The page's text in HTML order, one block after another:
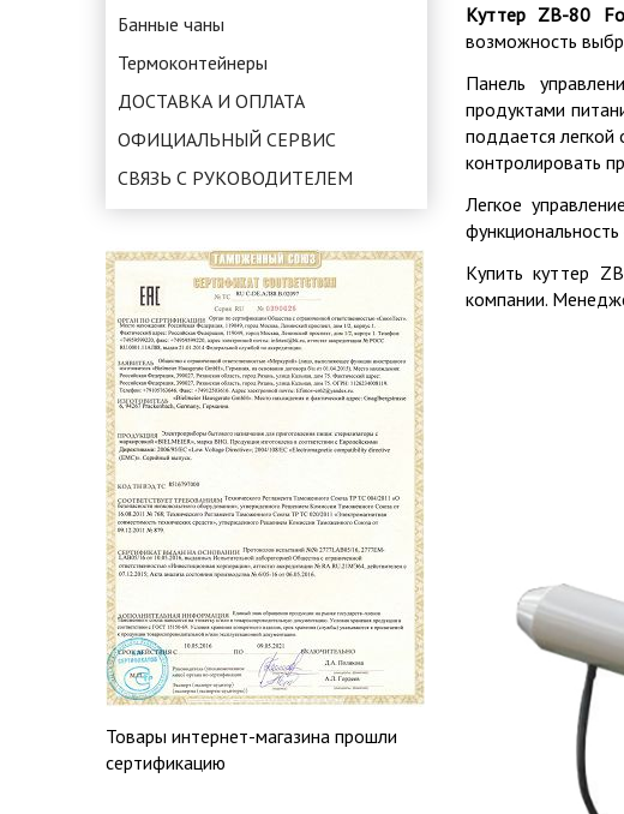
Банные чаны
Термоконтейнеры
ДОСТАВКА И ОПЛАТА
ОФИЦИАЛЬНЫЙ СЕРВИС
СВЯЗЬ С РУКОВОДИТЕЛЕМ
Товары интернет-магазина прошли
сертификацию
Куттер ZB-80
возможность
Панель
продуктами
поддается легкой
контролировать
Легкое
Купить куттер
компании.